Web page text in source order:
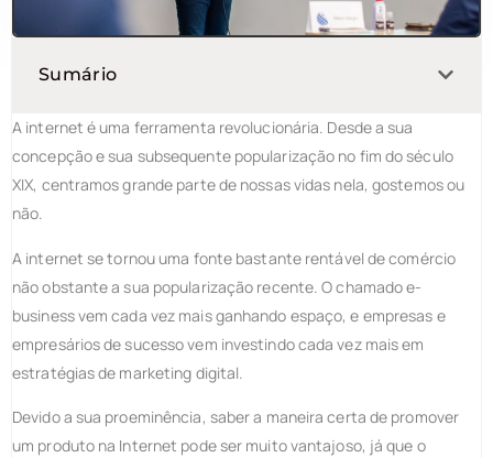
Sumário
A internet é uma ferramenta revolucionária. Desde a sua
concepção e sua subsequente popularização no fim do século
XIX, centramos grande parte de nossas vidas nela, gostemos ou
não.
A internet se tornou uma fonte bastante rentável de comércio
não obstante a sua popularização recente. O chamado e-
business vem cada vez mais ganhando espaço, e empresas e
empresários de sucesso vem investindo cada vez mais em
estratégias de marketing digital.
Devido a sua proeminência, saber a maneira certa de promover
um produto na Internet pode ser muito vantajoso, já que o